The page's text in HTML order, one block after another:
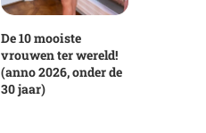
De 10 mooiste
vrouwen ter wereld!
(anno 2026, onder de
30 jaar)